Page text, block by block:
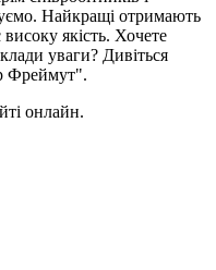
Найкращі отримають
якість. Хочете
уваги? Дивіться
Фреймут".
онлайн.